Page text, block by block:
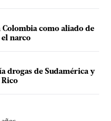
Colombia como aliado de
narco
drogas de Sudamérica y